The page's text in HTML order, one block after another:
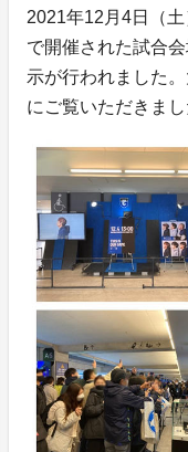
2021年12月4日（
で開催された試合
示が行われました
にご覧いただきまし